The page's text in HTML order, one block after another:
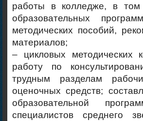
работы в колледже, в
образовательных
методических пособий,
материалов;
– цикловых методических
работу по
трудным разделам
оценочных средств;
образовательной
специалистов среднего